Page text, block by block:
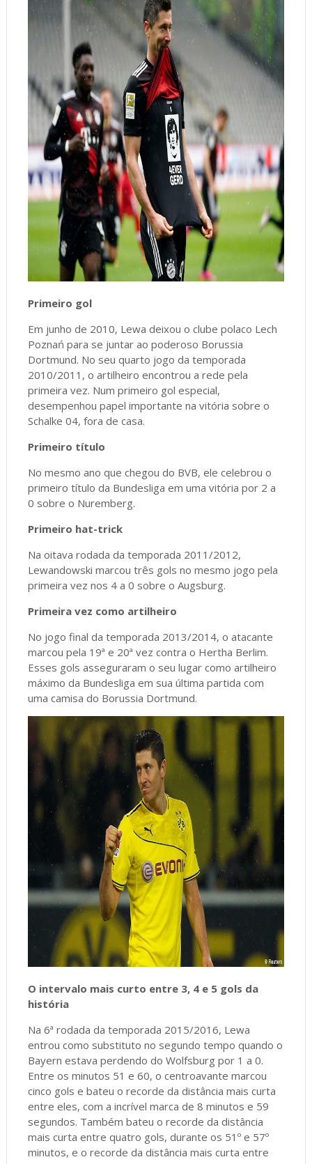
Primeiro gol
Em junho de 2010, Lewa deixou o clube polaco Lech
Poznań para se juntar ao poderoso Borussia
Dortmund. No seu quarto jogo da temporada
2010/2011, o artilheiro encontrou a rede pela
primeira vez. Num primeiro gol especial,
desempenhou papel importante na vitória sobre o
Schalke 04, fora de casa.
Primeiro título
No mesmo ano que chegou do BVB, ele celebrou o
primeiro título da Bundesliga em uma vitória por 2 a
0 sobre o Nuremberg.
Primeiro hat-trick
Na oitava rodada da temporada 2011/2012,
Lewandowski marcou três gols no mesmo jogo pela
primeira vez nos 4 a 0 sobre o Augsburg.
Primeira vez como artilheiro
No jogo final da temporada 2013/2014, o atacante
marcou pela 19ª e 20ª vez contra o Hertha Berlim.
Esses gols asseguraram o seu lugar como artilheiro
máximo da Bundesliga em sua última partida com
uma camisa do Borussia Dortmund.
O intervalo mais curto entre 3, 4 e 5 gols da
história
Na 6ª rodada da temporada 2015/2016, Lewa
entrou como substituto no segundo tempo quando o
Bayern estava perdendo do Wolfsburg por 1 a 0.
Entre os minutos 51 e 60, o centroavante marcou
cinco gols e bateu o recorde da distância mais curta
entre eles, com a incrível marca de 8 minutos e 59
segundos. Também bateu o recorde da distância
mais curta entre quatro gols, durante os 51º e 57º
minutos, e o recorde da distância mais curta entre